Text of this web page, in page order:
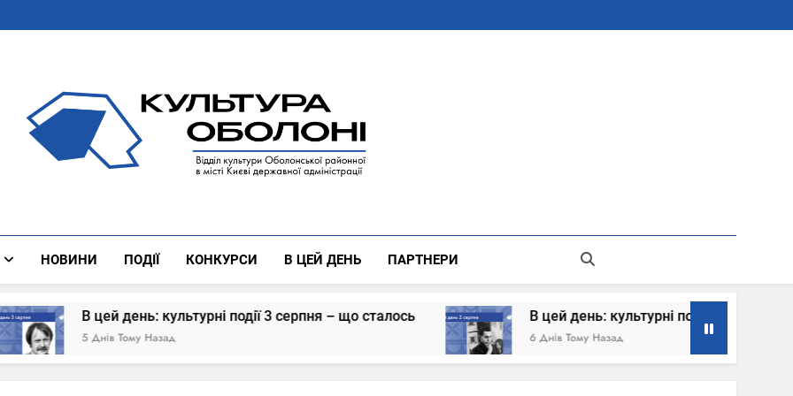
Культура Оболоні
НОВИНИ ПОДІЇ КОНКУРСИ В ЦЕЙ ДЕНЬ ПАРТНЕРИ
цей день: культурні події 3 серпня – що сталось
Днів Тому Назад
В цей день: культурні події 2 серпня – що сталось
6 Днів Тому Назад